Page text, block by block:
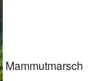
Mammutmarsch